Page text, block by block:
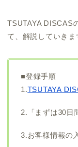
TSUTAYA DISCAS
て、解説していきま
■登録手順
1.TSUTAYA
2.「まずは30日
3.お客様情報の